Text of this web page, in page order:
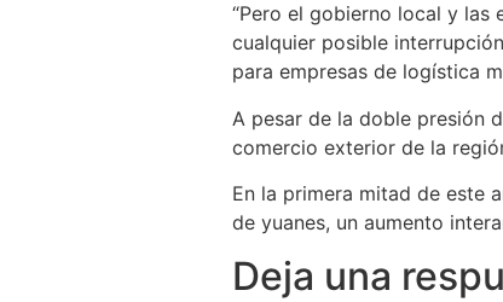
“Pero el gobierno local y las
cualquier posible
para empresas de logística
A pesar de la doble presión
comercio exterior de la
En la primera mitad de este
de yuanes, un aumento
Deja una